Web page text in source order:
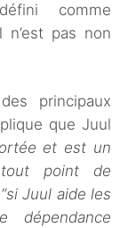
comme
n’est pas non
principaux
que Juul
et est un
tout point de
“si Juul aide les
dépendance